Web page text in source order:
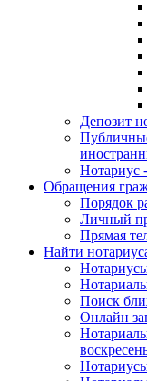
Депозит
Нотариус
Обращения
Порядок
Личный
Прямая
Найти
Поиск
Онлайн